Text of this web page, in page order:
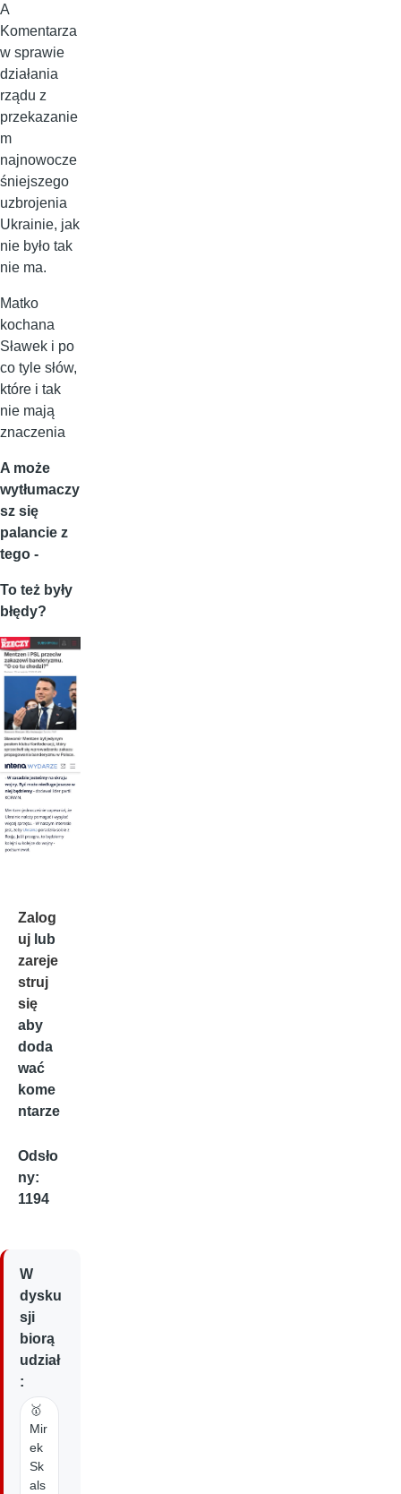
A
Komentarza
w sprawie
działania
rządu z
przekazanie
m
najnowocze
śniejszego
uzbrojenia
Ukrainie, jak
nie było tak
nie ma.
Matko
kochana
Sławek i po
co tyle słów,
które i tak
nie mają
znaczenia
A może
wytłumaczy
sz się
palancie z
tego -
To też były
błędy?
Zalog
uj lub
zareje
struj
się
aby
doda
wać
kome
ntarze
Odsło
ny:
1194
W
dysku
sji
biorą
udział
:
🥇
Mir
ek
Sk
als